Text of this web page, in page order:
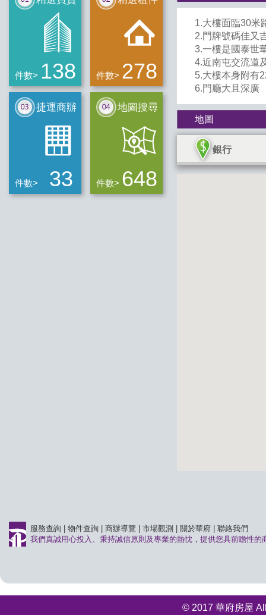
件數> 138 件數> 278
捷運商辦
件數> 33
地圖搜尋
件數> 648
1.大樓面臨30米
2.門牌號碼佳又
3.一樓是國泰世
4.近南屯交流道
5.大樓本身附有
6.門廳大且深廣
地圖
銀行
服務查詢 物件查詢 商辦導覽 市場觀測 關於華府
聯絡我們
我們真誠用心投入、秉持誠信原則及專業的熱忱，提供您具前瞻性的
© 2017 華府房屋